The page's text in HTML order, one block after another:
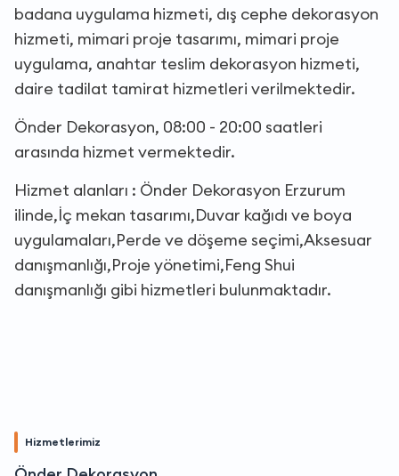
badana uygulama hizmeti, dış cephe dekorasyon
hizmeti, mimari proje tasarımı, mimari proje
uygulama, anahtar teslim dekorasyon hizmeti,
daire tadilat tamirat hizmetleri verilmektedir.
Önder Dekorasyon, 08:00 - 20:00 saatleri
arasında hizmet vermektedir.
Hizmet alanları : Önder Dekorasyon Erzurum
ilinde,İç mekan tasarımı,Duvar kağıdı ve boya
uygulamaları,Perde ve döşeme seçimi,Aksesuar
danışmanlığı,Proje yönetimi,Feng Shui
danışmanlığı gibi hizmetleri bulunmaktadır.
Hizmetlerimiz